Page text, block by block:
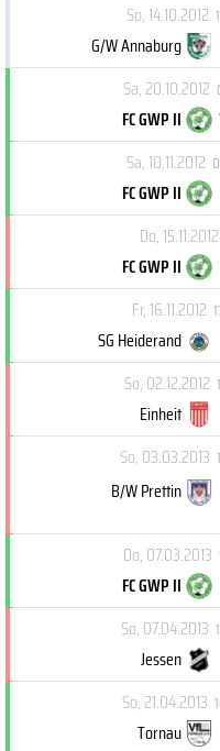
So, 14.10.2012
G/W Annaburg
Sa, 20.10.2012
FC GWP II
Sa, 10.11.2012
FC GWP II
Do, 15.11.2012
FC GWP II
Fr, 16.11.2012
SG Heiderand
So, 02.12.2012
Einheit
So, 03.03.2013
B/W Prettin
Do, 07.03.2013
FC GWP II
So, 07.04.2013
Jessen
So, 21.04.2013
Tornau